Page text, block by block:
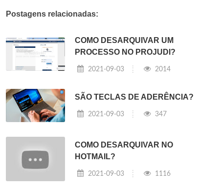
Postagens relacionadas:
COMO DESARQUIVAR UM
PROCESSO NO PROJUDI?
2021-09-03 2014
SÃO TECLAS DE ADERÊNCIA?
2021-09-03 347
COMO DESARQUIVAR NO
HOTMAIL?
2021-09-03 1116